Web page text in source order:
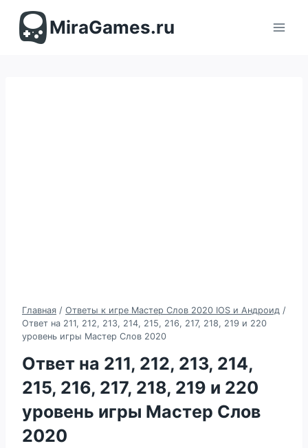
содержимомуMiraGames.ru
Главная / Ответы к игре Мастер Слов 2020 IOS и Андроид /
Ответ на 211, 212, 213, 214, 215, 216, 217, 218, 219 и 220
уровень игры Мастер Слов 2020
Ответ на 211, 212, 213, 214,
215, 216, 217, 218, 219 и 220
уровень игры Мастер Слов
2020